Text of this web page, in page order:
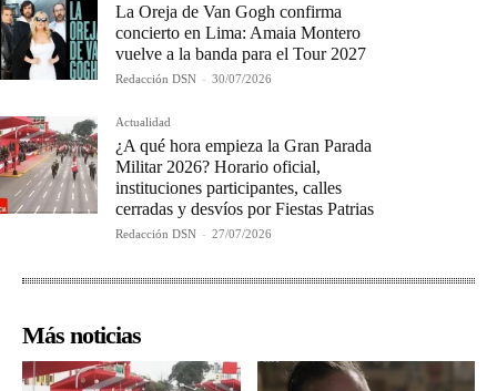
La Oreja de Van Gogh confirma
concierto en Lima: Amaia Montero
vuelve a la banda para el Tour 2027
Redacción DSN - 30/07/2026
Actualidad
¿A qué hora empieza la Gran Parada
Militar 2026? Horario oficial,
instituciones participantes, calles
cerradas y desvíos por Fiestas Patrias
Redacción DSN - 27/07/2026
Más noticias